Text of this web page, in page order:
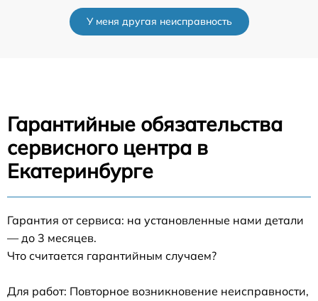
У меня другая неисправность
Гарантийные обязательства
сервисного центра в
Екатеринбурге
Гарантия от сервиса: на установленные нами детали
— до 3 месяцев.
Что считается гарантийным случаем?
Для работ: Повторное возникновение неисправности,